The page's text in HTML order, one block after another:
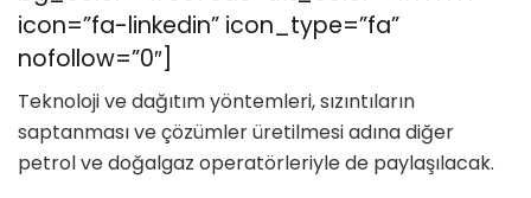
icon=”fa-linkedin” icon_type=”fa”
nofollow=”0″]
Teknoloji ve dağıtım yöntemleri, sızıntıların
saptanması ve çözümler üretilmesi adına diğer
petrol ve doğalgaz operatörleriyle de paylaşılacak.